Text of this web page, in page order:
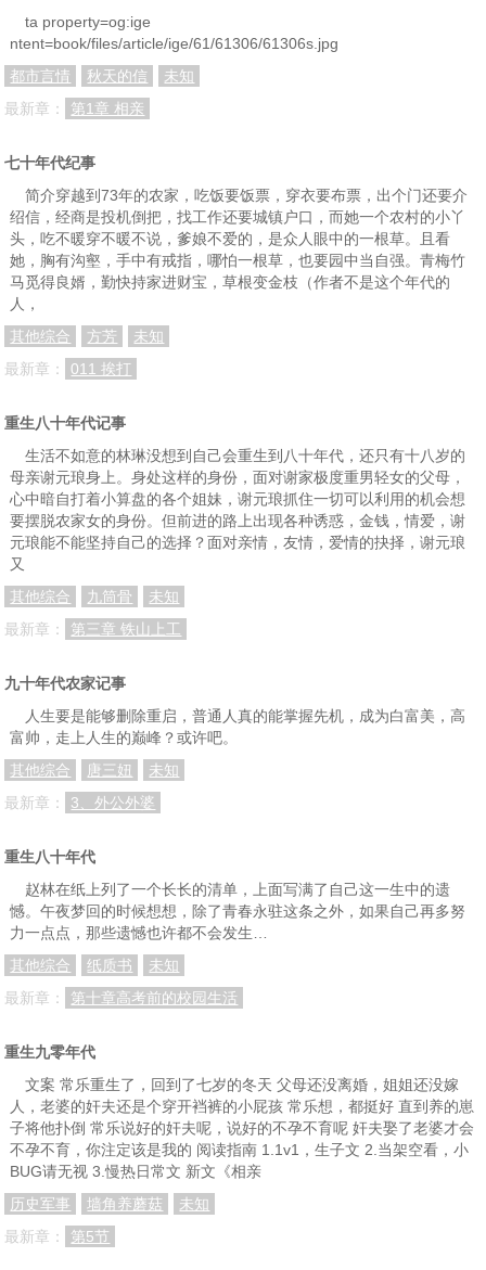
相亲 变了
改运 他不是人也不是鬼
ta property=og:ige
ntent=book/files/article/ige/61/61306/61306s.jpg
都市言情
秋天的信
未知
最新章：
第1章 相亲
七十年代纪事
简介穿越到73年的农家，吃饭要饭票，穿衣要布票，出个门还要介
绍信，经商是投机倒把，找工作还要城镇户口，而她一个农村的小丫
头，吃不暖穿不暖不说，爹娘不爱的，是众人眼中的一根草。且看
她，胸有沟壑，手中有戒指，哪怕一根草，也要园中当自强。青梅竹
马觅得良婿，勤快持家进财宝，草根变金枝（作者不是这个年代的
人，
其他综合
方芳
未知
最新章：
011 挨打
重生八十年代记事
生活不如意的林琳没想到自己会重生到八十年代，还只有十八岁的
母亲谢元琅身上。身处这样的身份，面对谢家极度重男轻女的父母，
心中暗自打着小算盘的各个姐妹，谢元琅抓住一切可以利用的机会想
要摆脱农家女的身份。但前进的路上出现各种诱惑，金钱，情爱，谢
元琅能不能坚持自己的选择？面对亲情，友情，爱情的抉择，谢元琅
又
其他综合
九筒骨
未知
最新章：
第三章 铁山上工
九十年代农家记事
人生要是能够删除重启，普通人真的能掌握先机，成为白富美，高
富帅，走上人生的巅峰？或许吧。
其他综合
唐三妞
未知
最新章：
3、外公外婆
重生八十年代
赵林在纸上列了一个长长的清单，上面写满了自己这一生中的遗
憾。午夜梦回的时候想想，除了青春永驻这条之外，如果自己再多努
力一点点，那些遗憾也许都不会发生…
其他综合
纸质书
未知
最新章：
第十章高考前的校园生活
重生九零年代
文案 常乐重生了，回到了七岁的冬天 父母还没离婚，姐姐还没嫁
人，老婆的奸夫还是个穿开裆裤的小屁孩 常乐想，都挺好 直到养的崽
子将他扑倒 常乐说好的奸夫呢，说好的不孕不育呢 奸夫娶了老婆才会
不孕不育，你注定该是我的 阅读指南 1.1v1，生子文 2.当架空看，小
BUG请无视 3.慢热日常文 新文《相亲
历史军事
墙角养蘑菇
未知
最新章：
第5节